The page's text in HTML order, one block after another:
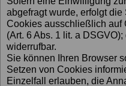
abgefragt wurde, erfolgt
Cookies ausschließlich auf
(Art. 6 Abs. 1 lit. a
widerrufbar.
Sie können Ihren Browser
Setzen von Cookies
Einzelfall erlauben, die